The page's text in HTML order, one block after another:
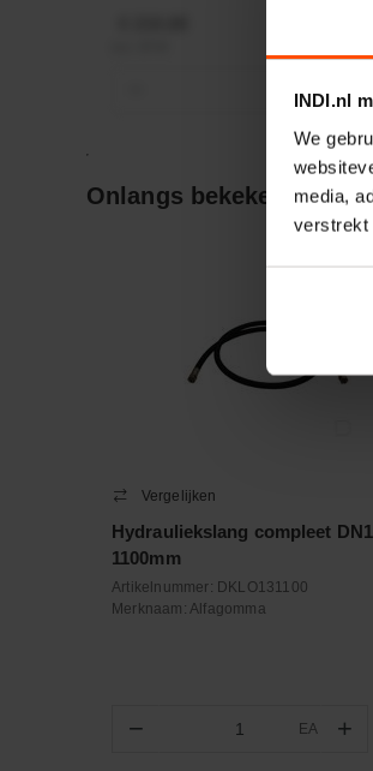
INDI.nl
We
media,
verstrekt
+
Onlangs bekeken:
Vergelijken
Hydrauliekslang compleet
1100mm
Artikelnummer: DKLO131100
Merknaam: Alfagomma
− EA +